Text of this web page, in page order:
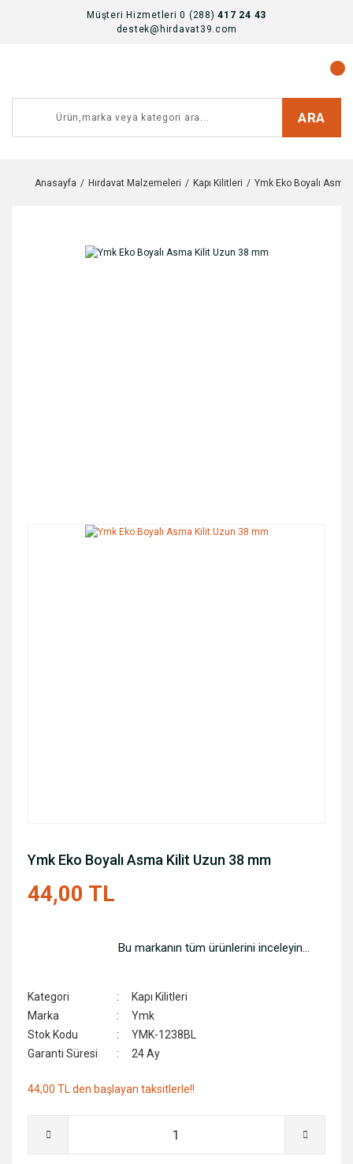
Müşteri Hizmetleri 0 (288)417 24 43
destek@hirdavat39.com
ARA
Anasayfa Hırdavat Malzemeleri Kapı Kilitleri Ymk Eko Boyalı
Ymk Eko Boyalı Asma Kilit Uzun 38 mm
44,00 TL
Bu markanın tüm ürünlerini inceleyin...
Kategori
Kapı Kilitleri
Marka
Ymk
Stok Kodu
YMK-1238BL
Garanti Süresi
24 Ay
44,00 TL den başlayan taksitlerle!!